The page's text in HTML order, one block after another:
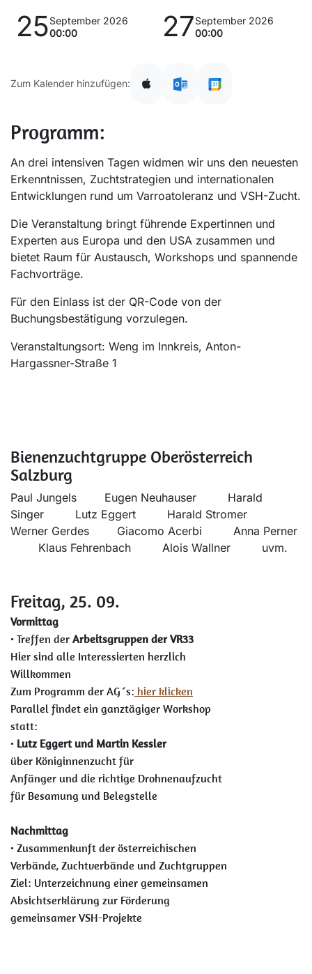
25September 2026
00:00
27September 2026
00:00
Zum Kalender hinzufügen:
Programm:
An drei intensiven Tagen widmen wir uns den neuesten
Erkenntnissen, Zuchtstrategien und internationalen
Entwicklungen rund um Varroatoleranz und VSH-Zucht.
Die Veranstaltung bringt führende Expertinnen und
Experten aus Europa und den USA zusammen und
bietet Raum für Austausch, Workshops und spannende
Fachvorträge.
Für den Einlass ist der QR-Code von der
Buchungsbestätigung vorzulegen.
Veranstaltungsort: Weng im Innkreis, Anton-
Hargassner-Straße 1
Bienenzuchtgruppe Oberösterreich
Salzburg
Paul Jungels ​Eugen Neuhauser
​Harald
Singer
​Lutz Eggert ​Harald Stromer
Werner Gerdes
​Giacomo Acerbi
​Anna Perner
​Klaus Fehrenbach
​Alois Wallner ​uvm.
Freitag, 25. 09.
Vormittag
• Treffen der Arbeitsgruppen der VR33
Hier sind alle Interessierten herzlich
Willkommen
Zum Programm der AG´s: hier klicken
Parallel findet ein ganztägiger Workshop
statt:
• Lutz Eggert und Martin Kessler
über Königinnenzucht für
Anfänger und die richtige Drohnenaufzucht
für Besamung und Belegstelle
Nachmittag
• Zusammenkunft der österreichischen
Verbände, Zuchtverbände und Zuchtgruppen
Ziel: Unterzeichnung einer gemeinsamen
Absichtserklärung zur Förderung
gemeinsamer VSH-Projekte